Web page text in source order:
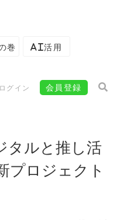
巻 AI活用
ログイン 会員登録
タルと推し活
プロジェクト